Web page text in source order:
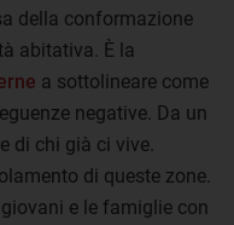
della conformazione
abitativa. È la
a sottolineare come
negative. Da un
di chi già ci vive.
di queste zone.
e le famiglie con